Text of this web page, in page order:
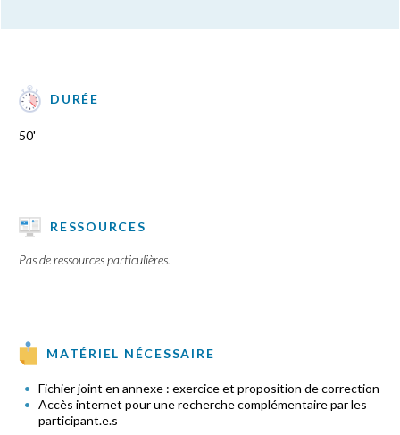
DURÉE
50'
RESSOURCES
Pas de ressources particulières.
MATÉRIEL NÉCESSAIRE
Fichier joint en annexe : exercice et proposition de correction
Accès internet pour une recherche complémentaire par les
participant.e.s